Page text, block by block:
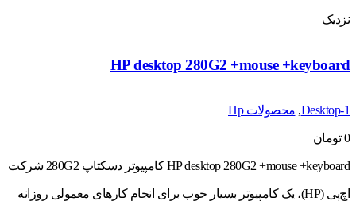
نزدیک
HP desktop 280G2 +mouse +keyboard
Desktop-1
, محصولات Hp
0 تومان
HP desktop 280G2 +mouse +keyboard کامپیوتر دسکتاپ 280G2 شرکت
اچ‌پی (HP)، یک کامپیوتر بسیار خوب برای انجام کارهای معمولی روزانه